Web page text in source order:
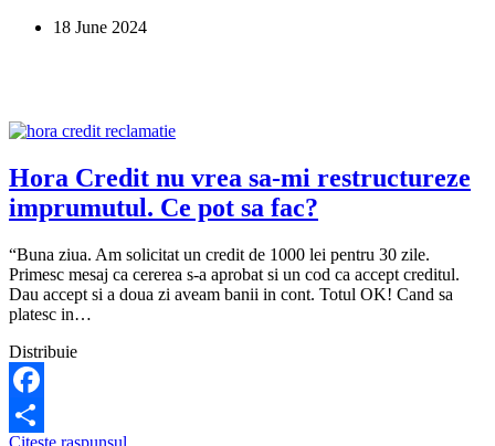
18 June 2024
Hora Credit nu vrea sa-mi restructureze
imprumutul. Ce pot sa fac?
“Buna ziua. Am solicitat un credit de 1000 lei pentru 30 zile.
Primesc mesaj ca cererea s-a aprobat si un cod ca accept creditul.
Dau accept si a doua zi aveam banii in cont. Totul OK! Cand sa
platesc in…
Distribuie
Facebook
Citeste raspunsul